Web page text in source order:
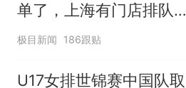
单了，上海有门店排队超
500杯，店员：今天奶茶
时
极目新闻 186跟贴
U17女排世锦赛中国队取